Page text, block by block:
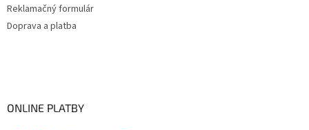
Reklamačný formulár
Doprava a platba
ONLINE PLATBY